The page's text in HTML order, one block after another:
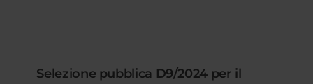
Selezione pubblica D9/2024 per il